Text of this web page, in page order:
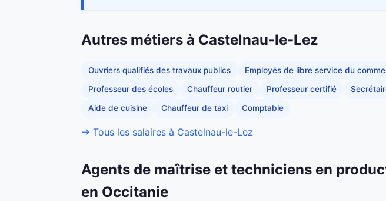
Autres métiers à Castelnau-le-Lez
Ouvriers qualifiés des travaux publics Employés de libre service du
Professeur des écoles Chauffeur routier Professeur certifié
Aide de cuisine Chauffeur de taxi Comptable
→ Tous les salaires à Castelnau-le-Lez
Agents de maîtrise et techniciens en
en Occitanie